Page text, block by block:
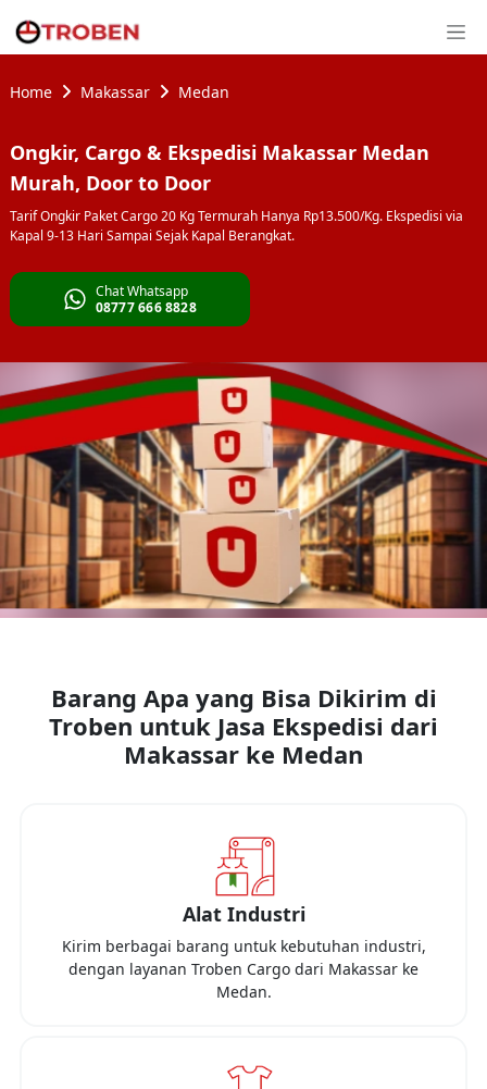
Home Makassar Medan
Ongkir, Cargo & Ekspedisi Makassar Medan
Murah, Door to Door
Tarif Ongkir Paket Cargo 20 Kg Termurah Hanya Rp13.500/Kg. Ekspedisi via
Kapal 9-13 Hari Sampai Sejak Kapal Berangkat.
Chat Whatsapp
08777 666 8828
Barang Apa yang Bisa Dikirim di
Troben untuk Jasa Ekspedisi dari
Makassar ke Medan
Alat Industri
Kirim berbagai barang untuk kebutuhan industri,
dengan layanan Troben Cargo dari Makassar ke
Medan.